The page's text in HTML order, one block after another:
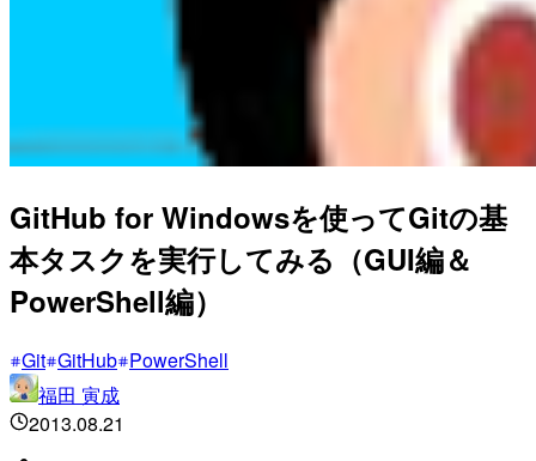
GitHub for Windowsを使ってGitの基
本タスクを実行してみる（GUI編＆
PowerShell編）
Git GitHub PowerShell
福田 寅成
2013.08.21